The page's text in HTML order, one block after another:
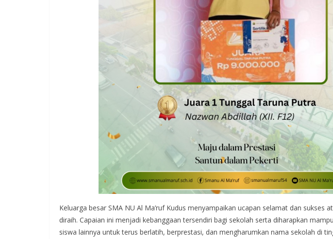
Keluarga besar SMA NU Al Ma’ruf Kudus menyampaikan ucapan selamat dan sukses
diraih. Capaian ini menjadi kebanggaan tersendiri bagi sekolah serta diharapkan
siswa lainnya untuk terus berlatih, berprestasi, dan mengharumkan nama sekolah di